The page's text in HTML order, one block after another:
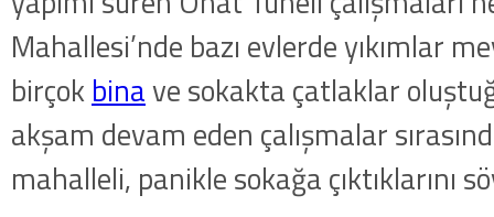
Mahallesi’nde bazı evlerde yıkımlar
birçok binave sokakta çatlaklar
akşam devam eden çalışmalar
mahalleli, panikle sokağa çıktıklarını